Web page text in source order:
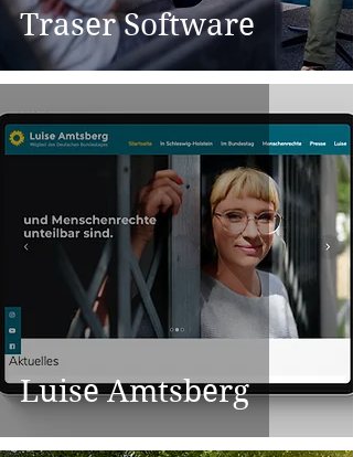
Traser Software
Luise Amtsberg